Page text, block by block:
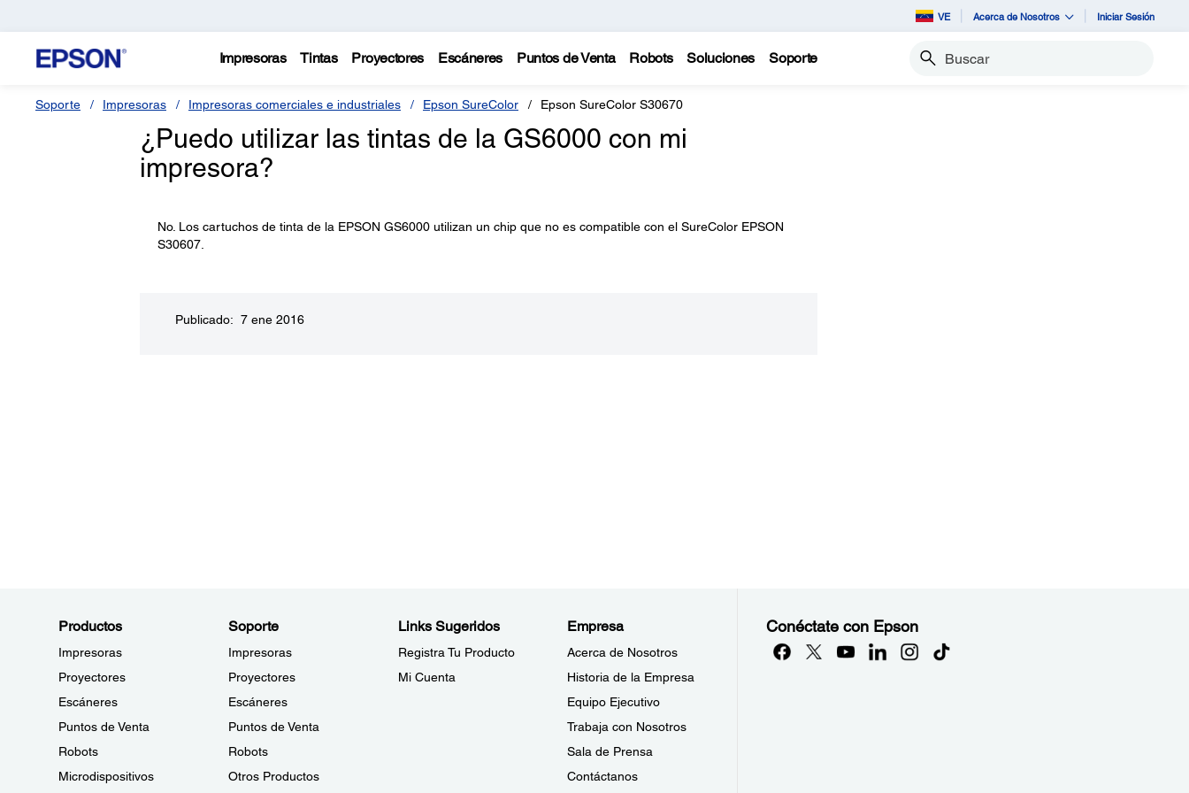
VE Acerca de Nosotros Iniciar Sesión
Impresoras Tintas Proyectores Escáneres Puntos de Venta Robots Soluciones Soporte Buscar
Soporte Impresoras Impresoras comerciales e industriales Epson SureColor Epson SureColor S30670
¿Puedo utilizar las tintas de la GS6000 con mi
impresora?
No. Los cartuchos de tinta de la EPSON GS6000 utilizan un chip que no es compatible con el SureColor EPSON
S30607.
Publicado: 7 ene 2016
Productos
Impresoras
Proyectores
Escáneres
Puntos de Venta
Robots
Microdispositivos
Soporte
Impresoras
Proyectores
Escáneres
Puntos de Venta
Robots
Otros Productos
Links Sugeridos
Registra Tu Producto
Mi Cuenta
Empresa
Acerca de Nosotros
Historia de la Empresa
Equipo Ejecutivo
Trabaja con Nosotros
Sala de Prensa
Contáctanos
Conéctate con Epson